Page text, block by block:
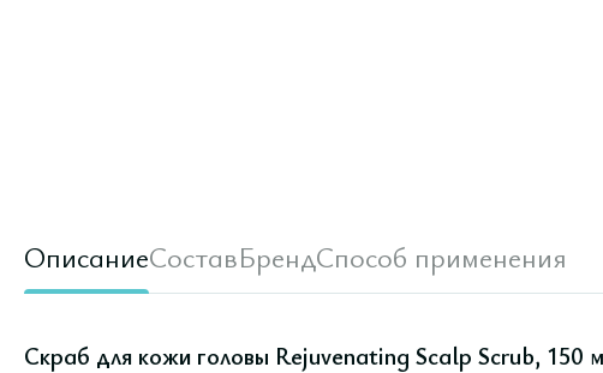
ОписаниеСоставБрендСпособ применения
Скраб для кожи головы Rejuvenating Scalp Scrub, 150